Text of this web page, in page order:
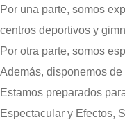
Por una parte, somos
centros deportivos y
Por otra parte, somos
Además, disponemos
Estamos preparados
Espectacular y Efectos,